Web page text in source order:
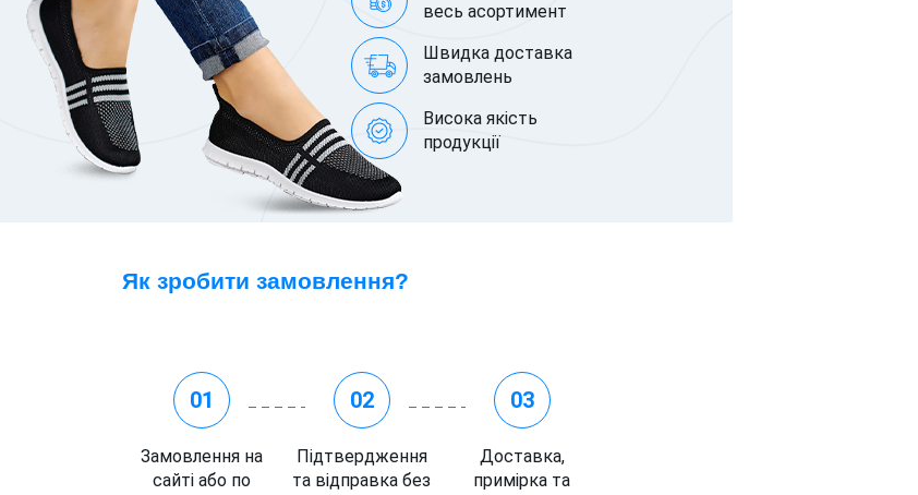
весь асортимент
Швидка доставка
замовлень
Висока якість
продукції
Як зробити замовлення?
01
Замовлення на
сайті або по
02
Підтвердження
та відправка без
03
Доставка,
примірка та